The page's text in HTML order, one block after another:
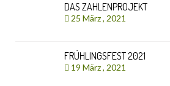
DAS ZAHLENPROJEKT
25 März , 2021
FRÜHLINGSFEST 2021
19 März , 2021